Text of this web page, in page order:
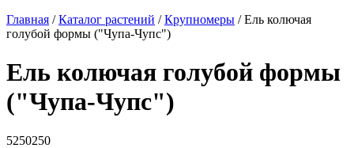
Главная /Каталог растений /Крупномеры / Ель колючая
голубой формы ("Чупа-Чупс")
Ель колючая голубой формы
("Чупа-Чупс")
5250250